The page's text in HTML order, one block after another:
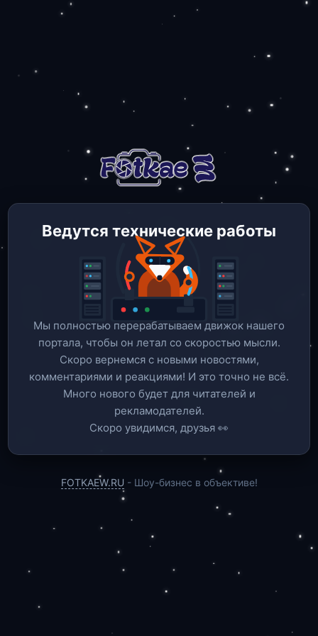
Ведутся технические работы
Мы полностью перерабатываем движок нашего
портала, чтобы он летал со скоростью мысли.
Скоро вернемся c новыми новостями,
комментариями и реакциями! И это точно не всё.
Много нового будет для читателей и
рекламодателей.
Скоро увидимся, друзья 👀
FOTKAEW.RU - Шоу-бизнес в объективе!